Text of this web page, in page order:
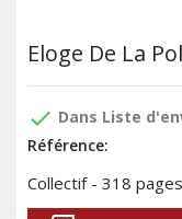
Eloge De La
done Dans Liste
Référence:
Collectif - 318 pages